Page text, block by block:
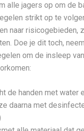
alle jagers op om de
strikt op te
naar risicogebieden,
Doe je dit toch,
om de insleep
de handen met water
daarna met